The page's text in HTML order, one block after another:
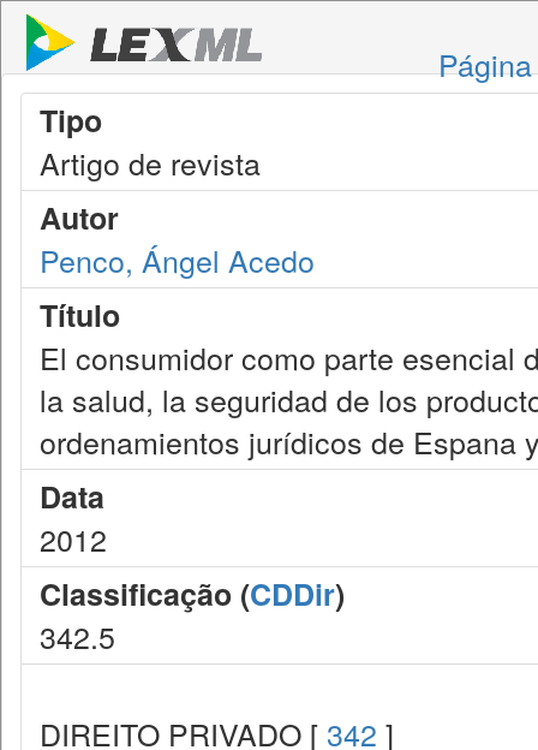
Tipo
Artigo de revista
Autor
Penco, Ángel Acedo
Título
El consumidor como parte esencial
la salud, la seguridad de los
ordenamientos jurídicos de Espana
Data
2012
Classificação (CDDir)
342.5
DIREITO PRIVADO [ 342 ]